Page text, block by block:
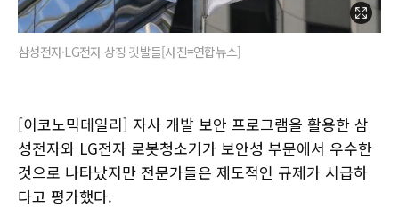
삼성전자·LG전자 상징 깃발들[사진=연합뉴스]
[이코노믹데일리] 자사 개발 보안 프로그램을 활용한 삼
성전자와 LG전자 로봇청소기가 보안성 부문에서 우수한
것으로 나타났지만 전문가들은 제도적인 규제가 시급하
다고 평가했다.